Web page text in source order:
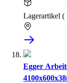
Lagerartikel (
Egger